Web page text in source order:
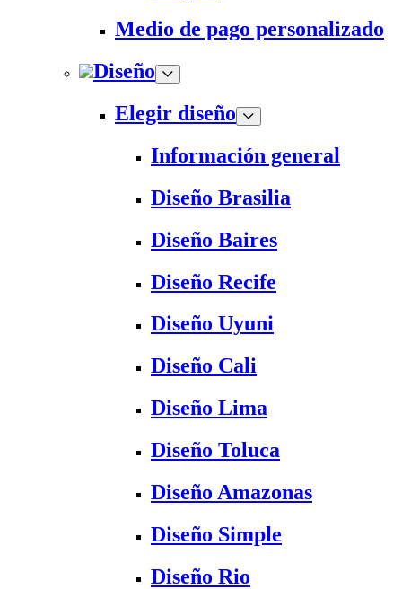
Medio de pago personalizado
Diseño
Elegir diseño
Información general
Diseño Brasilia
Diseño Baires
Diseño Recife
Diseño Uyuni
Diseño Cali
Diseño Lima
Diseño Toluca
Diseño Amazonas
Diseño Simple
Diseño Rio